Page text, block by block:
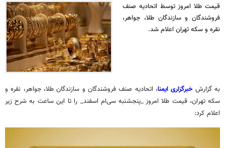
قیمت طلا امروز توسط اتحادیه صنف
فروشندگان و سازندگان طلا، جواهر،
نقره و سکه تهران اعلام شد.
به گزارش خبرگزاری ایمنا، اتحادیه صنف فروشندگان و سازندگان طلا، جواهر، نقره و
سکه تهران، قیمت طلا امروز _پنجشنبه سی‌ام اسفند_ را تا این ساعت به شرح زیر
اعلام کرد: